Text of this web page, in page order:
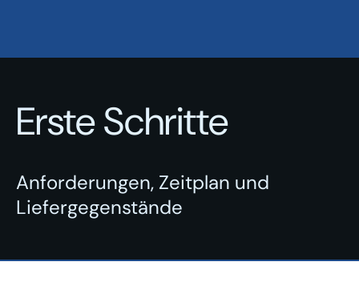
Erste Schritte
Anforderungen, Zeitplan und
Liefergegenstände